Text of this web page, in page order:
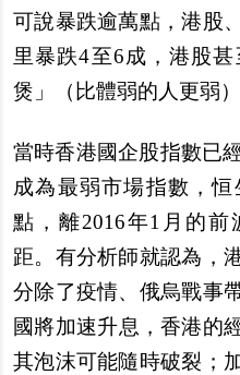
可說暴跌逾萬點，港股
里暴跌4至6成，港股
煲」（比體弱的人更弱）
當時香港國企股指數已
成為最弱市場指數，
點，離2016年1月的前
距。有分析師就認為，
分除了疫情、俄烏戰事
國將加速升息，香港的
其泡沫可能隨時破裂；